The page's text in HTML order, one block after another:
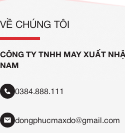
VỀ CHÚNG TÔI
CÔNG TY TNHH MAY XUẤT
NAM
0384.888.111
dongphucmaxdo@gmail.com